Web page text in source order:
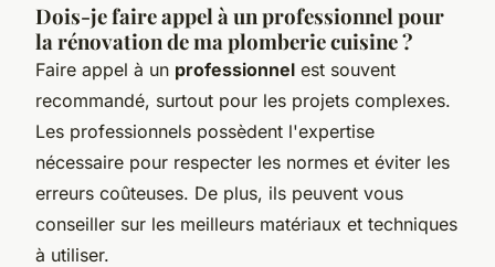
Dois-je faire appel à un professionnel pour
la rénovation de ma plomberie cuisine ?
Faire appel à un professionnel est souvent
recommandé, surtout pour les projets complexes.
Les professionnels possèdent l'expertise
nécessaire pour respecter les normes et éviter les
erreurs coûteuses. De plus, ils peuvent vous
conseiller sur les meilleurs matériaux et techniques
à utiliser.